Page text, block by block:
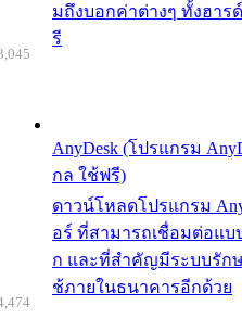
มถึงบอกค่าต่างๆ ทั้งฮาร
รี
AnyDesk (โปรแกรม
กล ใช้ฟรี)
ดาวน์โหลดโปรแกรม
อร์ ที่สามารถเชื่อมต่อแบ
ก และที่สำคัญมีระบบรัก
ช้ภายในธนาคารอีกด้วย